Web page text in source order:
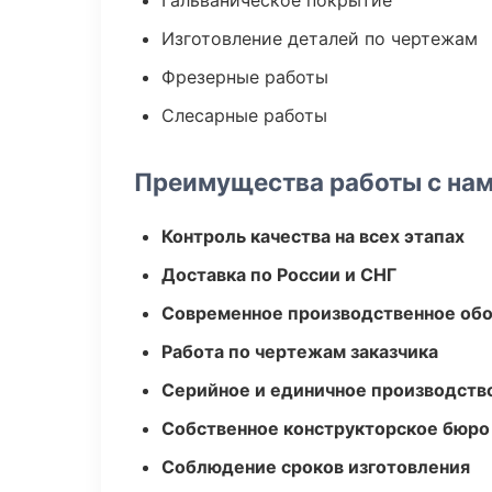
Изготовление деталей по чертежам
Фрезерные работы
Слесарные работы
Преимущества работы с
Контроль качества на всех этапах
Доставка по России и СНГ
Современное производственное
Работа по чертежам заказчика
Серийное и единичное
Собственное конструкторское бюро
Соблюдение сроков изготовления